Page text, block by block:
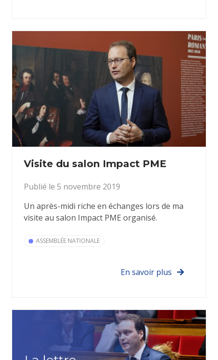
Visite du salon Impact PME
Publié le 5 novembre 2019
Un après-midi riche en échanges lors de ma
visite au salon Impact PME organisé.
ASSEMBLÉE NATIONALE
En savoir plus